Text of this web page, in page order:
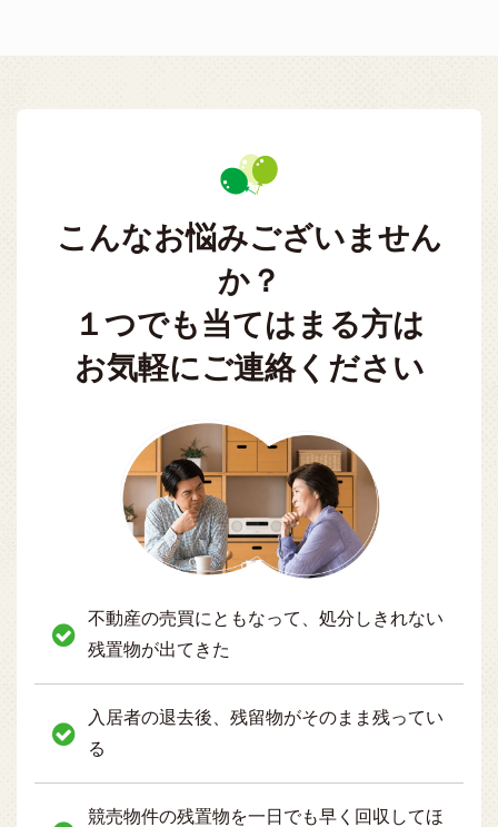
こんなお悩みございません
か？
１つでも当てはまる方は
お気軽にご連絡ください
不動産の売買にともなって、処分しきれない
残置物が出てきた
入居者の退去後、残留物がそのまま残ってい
る
競売物件の残置物を一日でも早く回収してほ